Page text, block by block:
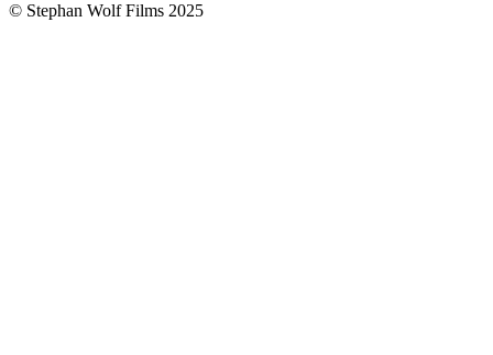
© Stephan Wolf Films 2025